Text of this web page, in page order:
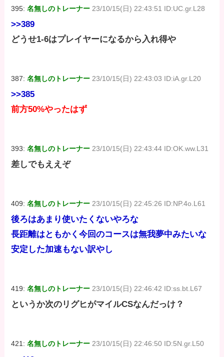
395:名無しのトレーナー 23/10/15(日) 22:43:51 ID:UC.gr.L28
>>389
どうせ1-6はプレイヤーになるから入れ得や
387:名無しのトレーナー 23/10/15(日) 22:43:03 ID:iA.gr.L20
>>385
前方50%やったはず
393:名無しのトレーナー 23/10/15(日) 22:43:44 ID:OK.ww.L31
差しでもええぞ
409:名無しのトレーナー 23/10/15(日) 22:45:26 ID:NP.4o.L61
後ろはあまり使いたくないやろな
長距離はともかく今回のコースは無我夢中みたいな
安定した加速もない訳やし
419:名無しのトレーナー 23/10/15(日) 22:46:42 ID:ss.bt.L67
というか次のリグヒがマイルCSなんだっけ？
421:名無しのトレーナー 23/10/15(日) 22:46:50 ID:5N.gr.L50